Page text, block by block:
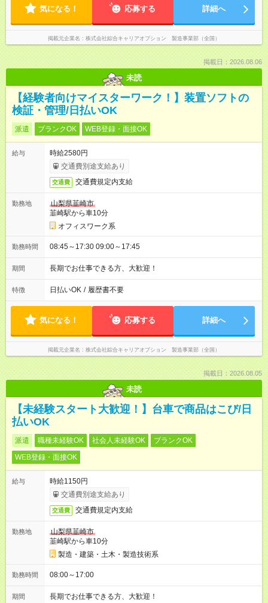
気になる！ 応募する 詳細へ
掲載元企業名 株式会社綜合キャリアオプション 製造事業部（全国）
掲載日：2026.08.06
未読
【経験者向けマイスターワーク！】装置ソフトの
検証・管理/日払いOK
派遣 ブランクOK WEB登録・面接OK
給与
時給2580円
交通費別途支給あり
交通費 交通費規定内支給
勤務地
山梨県韮崎市
韮崎駅から車10分
オフィスワーク系
勤務時間 08:45～17:30 09:00～17:45
期間 長期でお仕事できる方、大歓迎！
特徴 日払いOK / 履歴書不要
気になる！ 応募する 詳細へ
掲載元企業名 株式会社綜合キャリアオプション 製造事業部（全国）
掲載日：2026.08.05
未読
【未経験スタート大歓迎！】台車で商品はこび/日
払いOK
派遣 職種未経験OK 社会人未経験OK
ブランクOK
WEB登録・面接OK
給与
時給1150円
交通費別途支給あり
交通費 交通費規定内支給
勤務地
山梨県韮崎市
韮崎駅から車10分
製造・建築・土木・製造技術系
勤務時間 08:00～17:00
期間 長期でお仕事できる方、大歓迎！